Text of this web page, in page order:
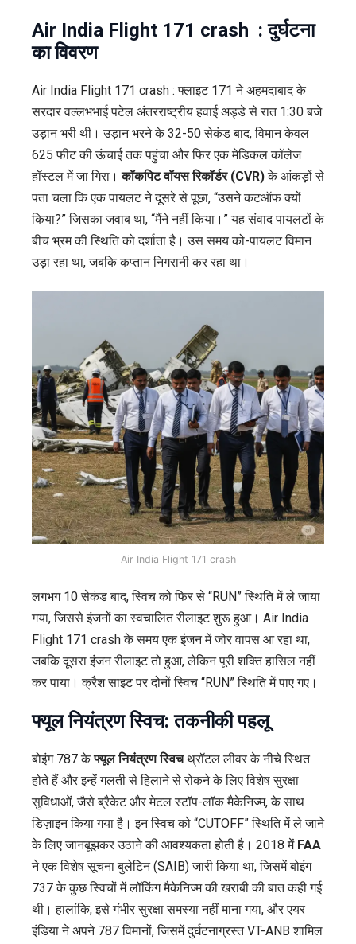
Air India Flight 171 crash :दुर्घटना
का विवरण
Air India Flight 171 crash : फ्लाइट 171 ने अहमदाबाद के
सरदार वल्लभभाई पटेल अंतरराष्ट्रीय हवाई अड्डे से रात 1:30 बजे
उड़ान भरी थी। उड़ान भरने के 32-50 सेकंड बाद, विमान केवल
625 फीट की ऊंचाई तक पहुंचा और फिर एक मेडिकल कॉलेज
हॉस्टल में जा गिरा।कॉकपिट वॉयस रिकॉर्डर (CVR)के आंकड़ों से
पता चला कि एक पायलट ने दूसरे से पूछा, “उसने कटऑफ क्यों
किया?” जिसका जवाब था, “मैंने नहीं किया।” यह संवाद पायलटों के
बीच भ्रम की स्थिति को दर्शाता है। उस समय को-पायलट विमान
उड़ा रहा था, जबकि कप्तान निगरानी कर रहा था।
Air India Flight 171 crash
लगभग 10 सेकंड बाद, स्विच को फिर से “RUN” स्थिति में ले जाया
गया, जिससे इंजनों का स्वचालित रीलाइट शुरू हुआ। Air India
Flight 171 crash के समय एक इंजन में जोर वापस आ रहा था,
जबकि दूसरा इंजन रीलाइट तो हुआ, लेकिन पूरी शक्ति हासिल नहीं
कर पाया। क्रैश साइट पर दोनों स्विच “RUN” स्थिति में पाए गए।
फ्यूल नियंत्रण स्विच: तकनीकी पहलू
बोइंग 787 केफ्यूल नियंत्रण स्विचथ्रॉटल लीवर के नीचे स्थित
होते हैं और इन्हें गलती से हिलाने से रोकने के लिए विशेष सुरक्षा
सुविधाओं, जैसे ब्रैकेट और मेटल स्टॉप-लॉक मैकेनिज्म, के साथ
डिज़ाइन किया गया है। इन स्विच को “CUTOFF” स्थिति में ले जाने
के लिए जानबूझकर उठाने की आवश्यकता होती है। 2018 में FAA
ने एक विशेष सूचना बुलेटिन (SAIB) जारी किया था, जिसमें बोइंग
737 के कुछ स्विचों में लॉकिंग मैकेनिज्म की खराबी की बात कही गई
थी। हालांकि, इसे गंभीर सुरक्षा समस्या नहीं माना गया, और एयर
इंडिया ने अपने 787 विमानों, जिसमें दुर्घटनाग्रस्त VT-ANB शामिल